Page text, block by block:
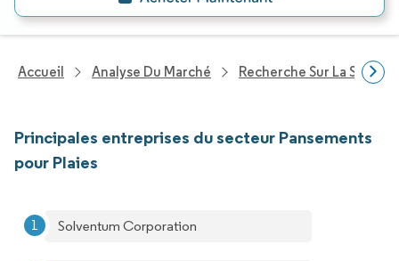
Accueil Analyse Du Marché Recherche Sur La Santé
Principales entreprises du secteur Pansements
pour Plaies
Solventum Corporation